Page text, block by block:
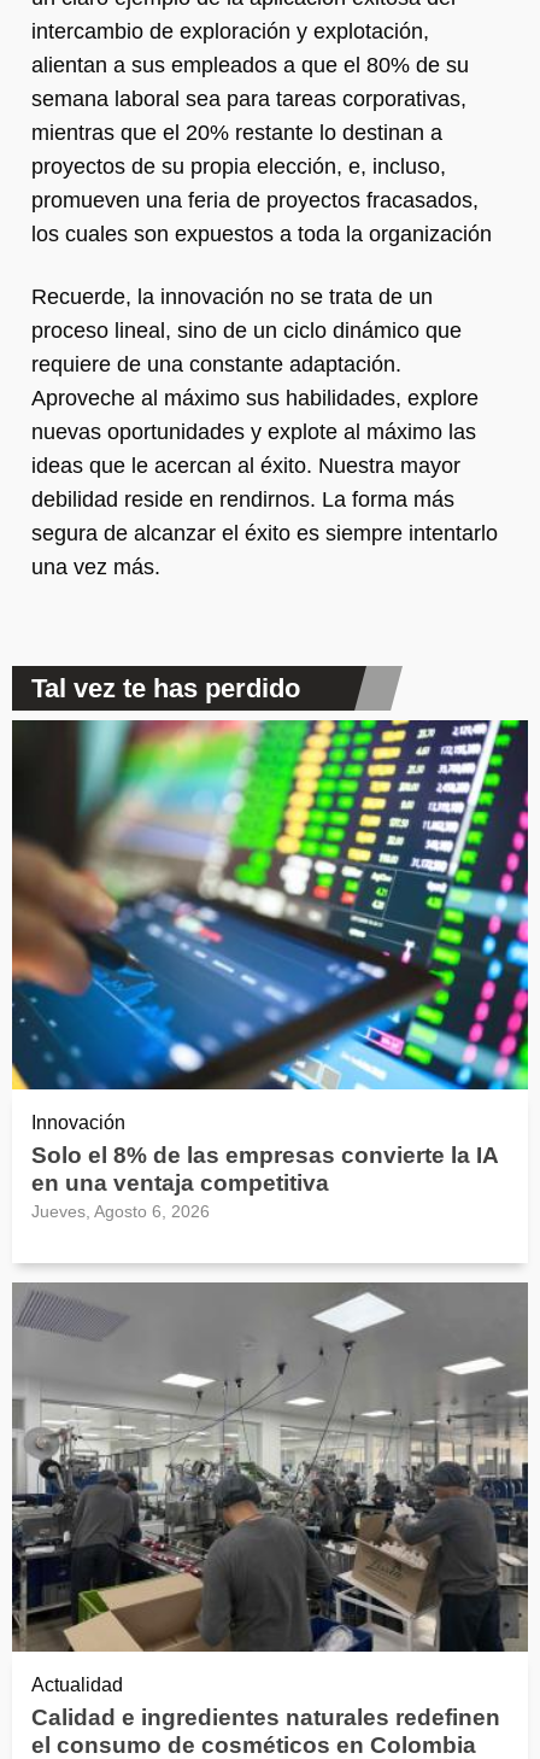
intercambio de exploración y explotación,
alientan a sus empleados a que el 80% de su
semana laboral sea para tareas corporativas,
mientras que el 20% restante lo destinan a
proyectos de su propia elección, e, incluso,
promueven una feria de proyectos fracasados,
los cuales son expuestos a toda la organización
Recuerde, la innovación no se trata de un
proceso lineal, sino de un ciclo dinámico que
requiere de una constante adaptación.
Aproveche al máximo sus habilidades, explore
nuevas oportunidades y explote al máximo las
ideas que le acercan al éxito. Nuestra mayor
debilidad reside en rendirnos. La forma más
segura de alcanzar el éxito es siempre intentarlo
una vez más.
Tal vez te has perdido
Innovación
Solo el 8% de las empresas convierte la IA
en una ventaja competitiva
Jueves, Agosto 6, 2026
Actualidad
Calidad e ingredientes naturales redefinen
el consumo de cosméticos en Colombia